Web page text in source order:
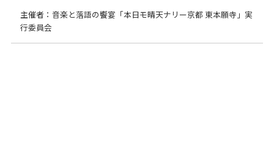
主催者：音楽と落語の饗宴「本日モ晴天ナリー京都 東本願寺」実
行委員会